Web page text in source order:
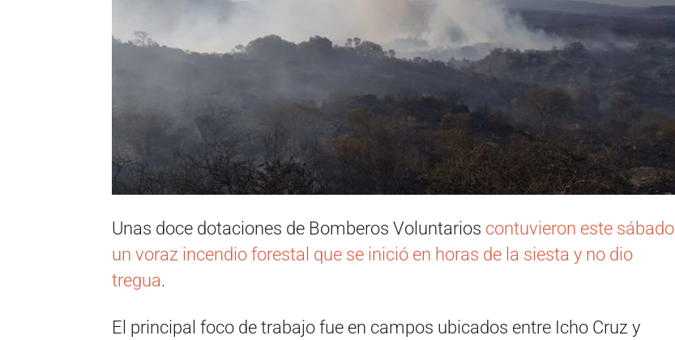
Unas doce dotaciones de Bomberos Voluntarios contuvieron este sábado
un voraz incendio forestal que se inició en horas de la siesta y no dio
tregua.
El principal foco de trabajo fue en campos ubicados entre Icho Cruz y